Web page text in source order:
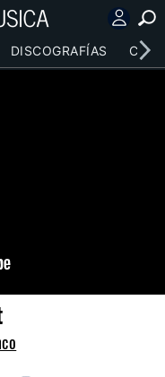
DISCOGRAFÍAS